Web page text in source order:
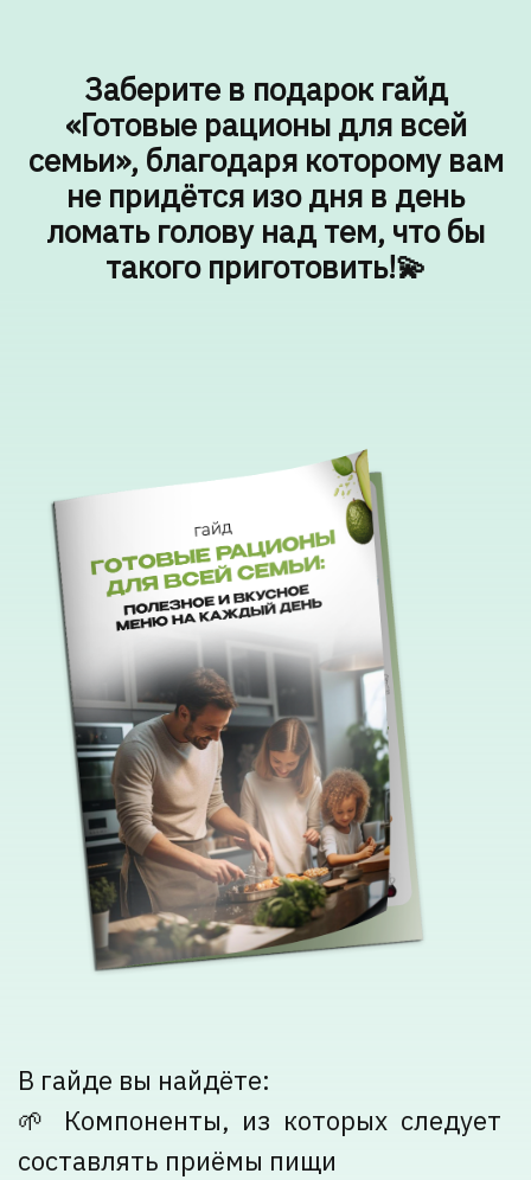
Заберите в подарок гайд
«Готовые рационы для всей
семьи», благодаря которому вам
не придётся изо дня в день
ломать голову над тем, что бы
такого приготовить!💫
В гайде вы найдёте:
🌱 Компоненты, из которых следует
составлять приёмы пищи